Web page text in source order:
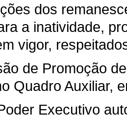
dos
a inatividade,
vigor,
de Promoção
Quadro Auxiliar,
Executivo